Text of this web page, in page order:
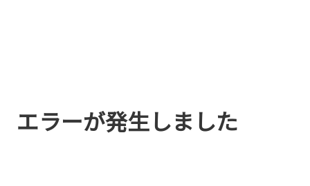
エラーが発生しました